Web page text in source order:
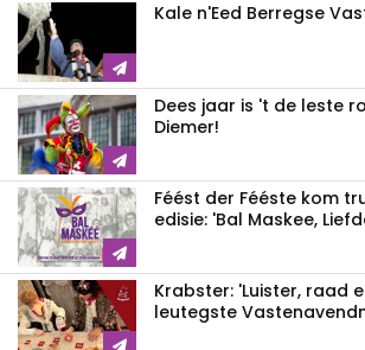
Kale n'Eed Berregse
Dees jaar is 't de leste
Diemer!
Féést der Fééste kom
edisie: 'Bal Maskee,
Krabster: 'Luister, raad
leutegste